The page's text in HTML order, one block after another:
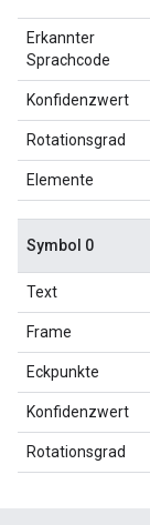
Erkannter
Sprachcode
Konfidenzwert
Rotationsgrad
Elemente
Symbol 0
Text
Frame
Eckpunkte
Konfidenzwert
Rotationsgrad